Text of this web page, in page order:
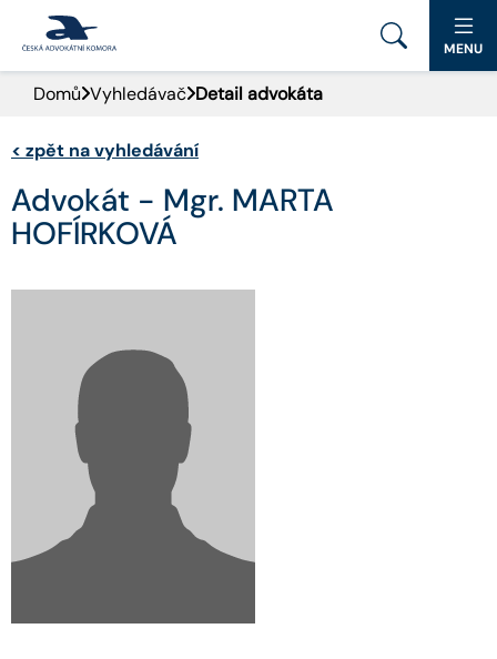
PORTÁL ČAK
DOMŮ
AKTUALITY
ADVOKÁTNÍ DENÍK
KONTAKT
MENU
Domů Vyhledávač Detail advokáta
< zpět na vyhledávání
Advokát - Mgr. MARTA
HOFÍRKOVÁ